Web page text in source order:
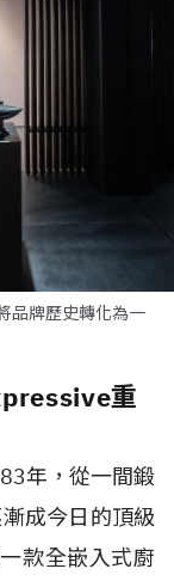
品牌歷史轉化為一
重
年，從一間鍛
成今日的頂級
款全嵌入式廚